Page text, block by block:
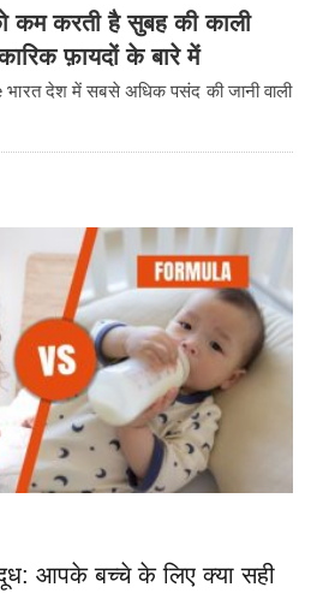
कम करती है सुबह की काली
फ़ायदों के बारे में
देश में सबसे अधिक पसंद की जानी वाली
दूध: आपके बच्चे के लिए क्या सही